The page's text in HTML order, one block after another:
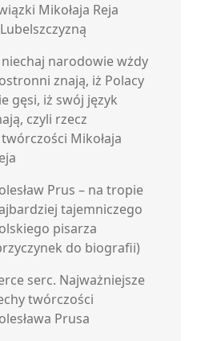
Mikołaja Reja
niechaj narodowie wżdy
znają, iż Polacy
gęsi, iż swój język
czyli rzecz
Mikołaja
Prus – na tropie
tajemniczego
pisarza
do biografii)
serc. Najważniejsze
twórczości
Prusa